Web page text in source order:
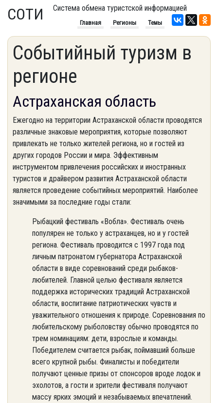
СОТИ Система обмена туристской информацией
Главная Регионы Темы
Событийный туризм в
регионе
Астраханская область
Ежегодно на территории Астраханской области проводятся
различные знаковые мероприятия, которые позволяют
привлекать не только жителей региона, но и гостей из
других городов России и мира. Эффективным
инструментом привлечения российских и иностранных
туристов и драйвером развития Астраханской области
является проведение событийных мероприятий. Наиболее
значимыми за последние годы стали:
Рыбацкий фестиваль «Вобла». Фестиваль очень
популярен не только у астраханцев, но и у гостей
региона. Фестиваль проводится с 1997 года под
личным патронатом губернатора Астраханской
области в виде соревнований среди рыбаков-
любителей. Главной целью фестиваля является
поддержка исторических традиций Астраханской
области, воспитание патриотических чувств и
уважительного отношения к природе. Соревнования по
любительскому рыболовству обычно проводятся по
трем номинациям: дети, взрослые и команды.
Победителем считается рыбак, поймавший больше
всего крупной рыбы. Финалисты и победители
получают ценные призы от спонсоров вроде лодок и
эхолотов, а гости и зрители фестиваля получают
массу ярких эмоций и незабываемых впечатлений.